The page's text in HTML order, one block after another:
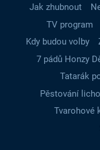
Jak zhubnout
TV program
Kdy budou volby
7 pádů Honzy
Tatarák
Pěstování
Tvarohové